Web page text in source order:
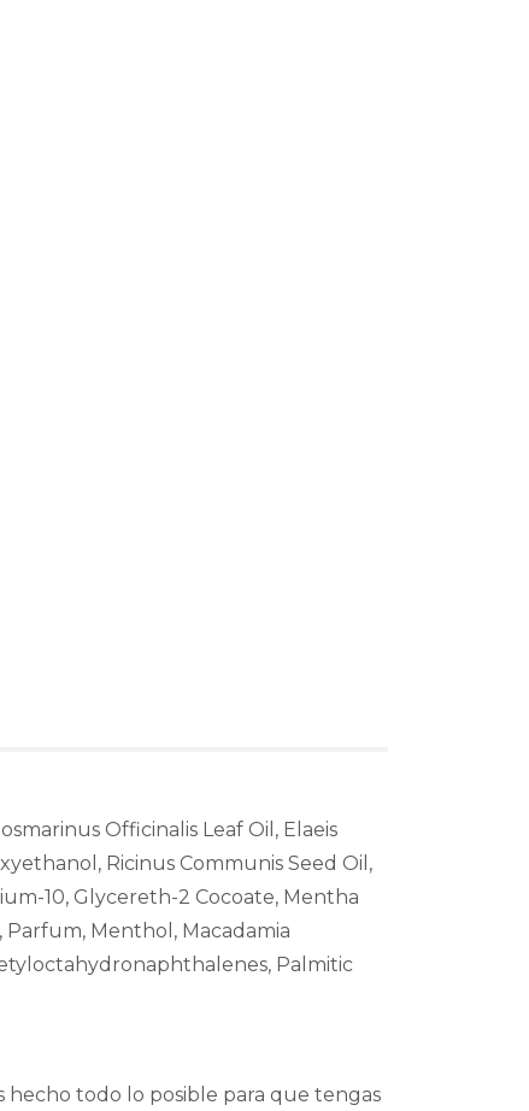
Officinalis Leaf Oil, Elaeis
Ricinus Communis Seed Oil,
10, Glycereth-2 Cocoate, Mentha
Parfum, Menthol, Macadamia
Palmitic
hecho todo lo posible para que tengas